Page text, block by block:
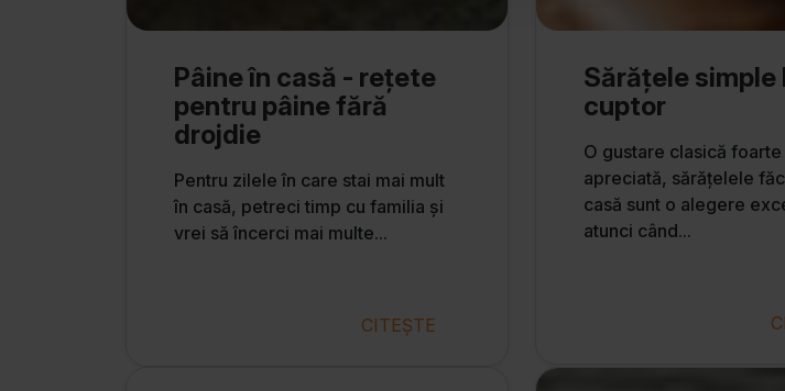
Pâine în casă - rețete
pentru pâine fără
drojdie
Pentru zilele în care stai mai mult
în casă, petreci timp cu familia și
vrei să încerci mai multe...
CITEȘTE
Sărățele simple
cuptor
O gustare clasică foarte
apreciată, sărățelele
casă sunt o alegere
atunci când...